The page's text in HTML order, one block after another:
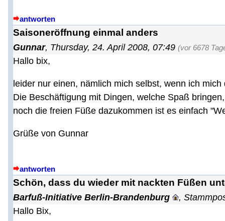
antworten
Saisoneröffnung einmal anders
Gunnar, Thursday, 24. April 2008, 07:49 (vor 6678
Hallo bix,
leider nur einen, nämlich mich selbst, wenn ich
Die Beschäftigung mit Dingen, welche Spaß
noch die freien Füße dazukommen ist es einfach
Grüße von Gunnar
antworten
Schön, dass du wieder mit nackten Füßen
Barfuß-Initiative Berlin-Brandenburg ,
Hallo Bix,